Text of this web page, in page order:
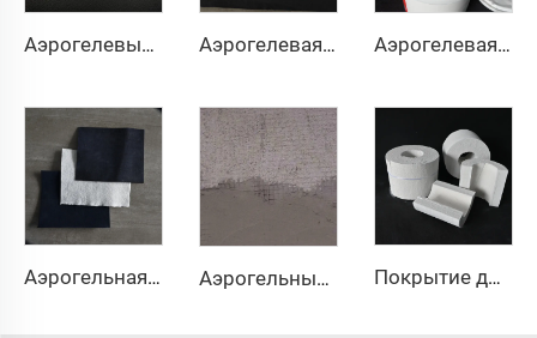
Аэрогелевый порошок и гранулы Аэрогелевая изоляционная прокладка Аэрогелевая краска
Аэрогельная ткань Аэрогельный раствор и бетон Покрытие для трубопроводов из аэрогеля